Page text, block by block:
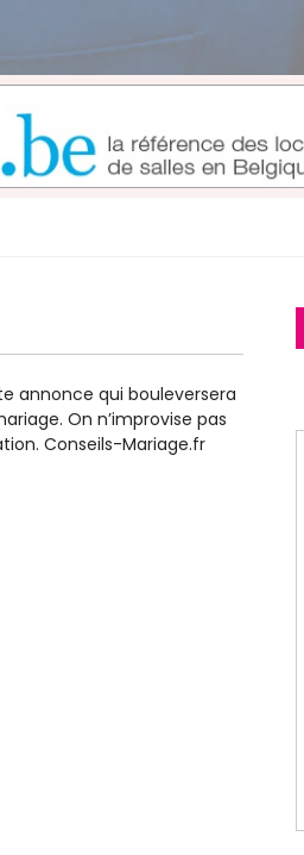
annonce qui bouleversera
On n’improvise pas
Conseils-Mariage.fr